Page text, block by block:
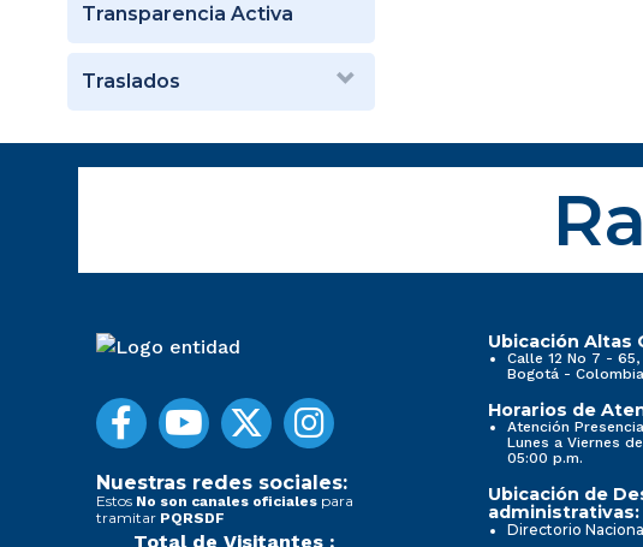
Transparencia Activa
Traslados
Nuestras redes sociales:
Estos No son canales oficiales para
tramitar PQRSDF
Total de Visitantes :
Ubicación Altas
Calle 12 No 7 -
Bogotá - Colombia
Horarios de
Atención
Lunes a Viernes
05:00 p.m.
Ubicación de
administrativas:
Directorio Nacional